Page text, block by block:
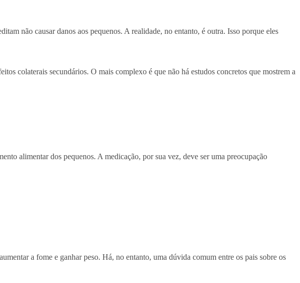
não causar danos aos pequenos. A realidade, no entanto, é outra. Isso porque eles
colaterais secundários. O mais complexo é que não há estudos concretos que mostrem a
alimentar dos pequenos. A medicação, por sua vez, deve ser uma preocupação
a fome e ganhar peso. Há, no entanto, uma dúvida comum entre os pais sobre os